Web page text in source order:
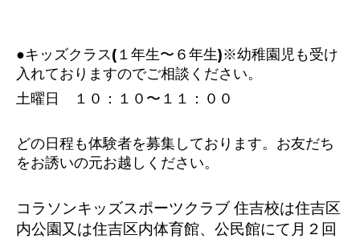
●キッズクラス(１年生〜６年生)※幼稚園児も受け
入れておりますのでご相談ください。
土曜日 １０：１０〜１１：００
どの日程も体験者を募集しております。お友だち
をお誘いの元お越しください。
コラソンキッズスポーツクラブ 住吉校は住吉区
内公園又は住吉区内体育館、公民館にて 月２回